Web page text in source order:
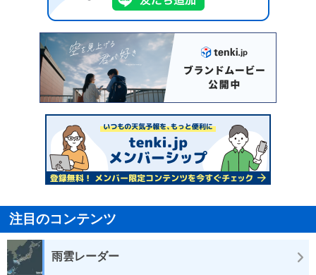
注目のコンテンツ
雨雲レーダー